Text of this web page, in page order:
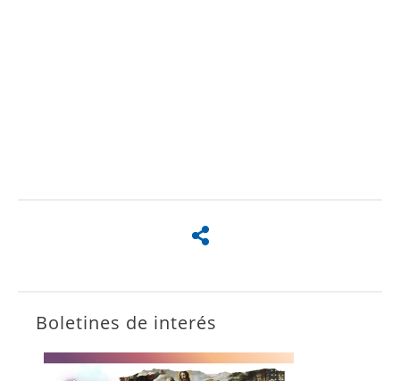
Boletines de interés